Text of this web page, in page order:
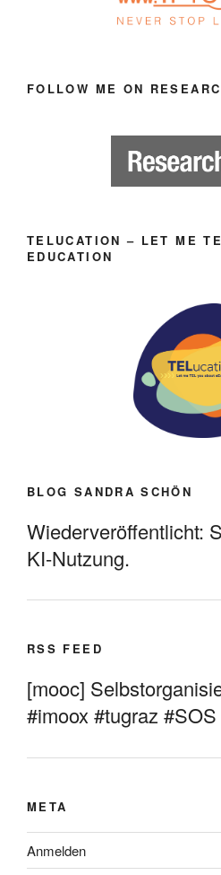
FOLLOW ME ON
TELUCATION – LET ME
EDUCATION
BLOG SANDRA SCHÖN
Wiederveröffentlicht:
KI-Nutzung.
RSS FEED
[mooc]
#imoox #tugraz #SOS
META
Anmelden